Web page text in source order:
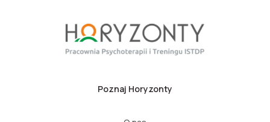
Poznaj Horyzonty